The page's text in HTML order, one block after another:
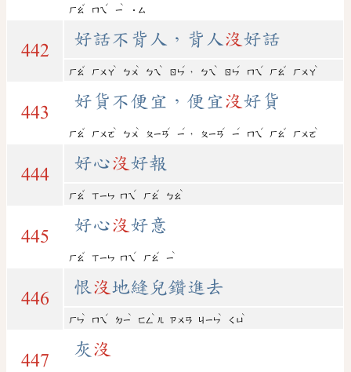
ㄏㄠ
ˇ
ㄇㄟ
ˊ
ㄧ
ˋ
˙ㄙ
442
好話不背人，背人沒 好話
ㄏㄠ
ˇ
ㄏㄨㄚ
ˋ
ㄅㄨ
ˋ
ㄅㄟ
ˋ
ㄖㄣ
ˊ
， ㄅㄟ
ˋ
ㄖㄣ
ˊ
ㄇㄟ
ˊ
ㄏㄠ
ˇ
ㄏㄨㄚ
ˋ
443
好貨不便宜，便宜沒 好貨
ㄏㄠ
ˇ
ㄏㄨㄛ
ˋ
ㄅㄨ
ˋ
ㄆㄧㄢ
ˊ
ㄧ
ˊ
， ㄆㄧㄢ
ˊ
ㄧ
ˊ
ㄇㄟ
ˊ
ㄏㄠ
ˇ
ㄏㄨㄛ
ˋ
444
好心沒 好報
ㄏㄠ
ˇ
ㄒㄧㄣ ㄇㄟ
ˊ
ㄏㄠ
ˇ
ㄅㄠ
ˋ
445
好心沒 好意
ㄏㄠ
ˇ
ㄒㄧㄣ ㄇㄟ
ˊ
ㄏㄠ
ˇ
ㄧ
ˋ
446
恨沒 地縫兒鑽進去
ㄏㄣ
ˋ
ㄇㄟ
ˊ
ㄉㄧ
ˋ
ㄈㄥ
ˋ
ㄦ ㄗㄨㄢ ㄐㄧㄣ
ˋ
ㄑㄩ
ˋ
447
灰 沒